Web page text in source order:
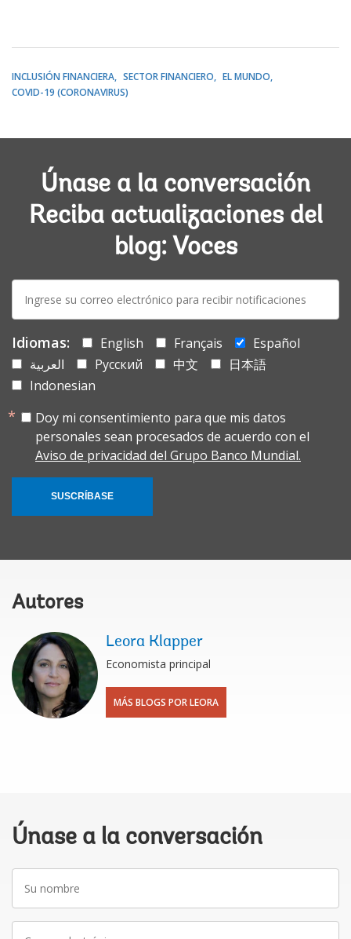
INCLUSIÓN FINANCIERA SECTOR FINANCIERO
EL MUNDO
COVID-19 (CORONAVIRUS)
Únase a la conversación
Reciba actualizaciones del
blog: Voces
mail:
Idiomas: English Français
Español
العربية
Русский 中文
日本語
Indonesian
Doy mi consentimiento para que mis datos
personales sean procesados de acuerdo con el
Aviso de privacidad del Grupo Banco Mundial.
SUSCRÍBASE
Autores
Leora Klapper
Economista principal
MÁS BLOGS POR LEORA
Únase a la conversación
nombre